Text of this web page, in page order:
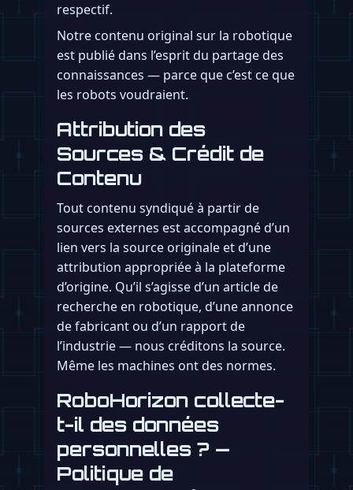
respectif.
Notre contenu original sur la robotique
est publié dans l’esprit du partage des
connaissances — parce que c’est ce que
les robots voudraient.
Attribution des
Sources & Crédit de
Contenu
Tout contenu syndiqué à partir de
sources externes est accompagné d’un
lien vers la source originale et d’une
attribution appropriée à la plateforme
d’origine. Qu’il s’agisse d’un article de
recherche en robotique, d’une annonce
de fabricant ou d’un rapport de
l’industrie — nous créditons la source.
Même les machines ont des normes.
RoboHorizon collecte-
t-il des données
personnelles ? —
Politique de